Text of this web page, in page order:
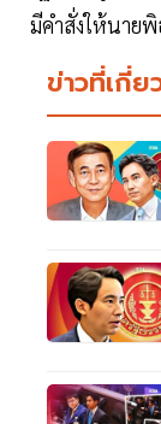
มีคำสั่งให้นาย
ข่าวที่เกี่